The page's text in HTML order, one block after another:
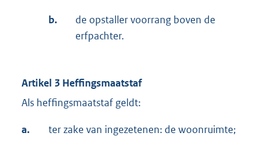
b.
de opstaller voorrang boven de
erfpachter.
Artikel 3 Heffingsmaatstaf
Als heffingsmaatstaf geldt:
a. ter zake van ingezetenen: de woonruimte;